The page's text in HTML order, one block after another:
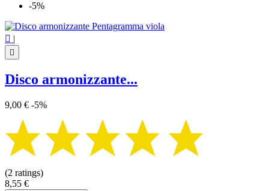
-5%
 |

Disco armonizzante...
9,00 € -5%
(2 ratings)
8,55 €